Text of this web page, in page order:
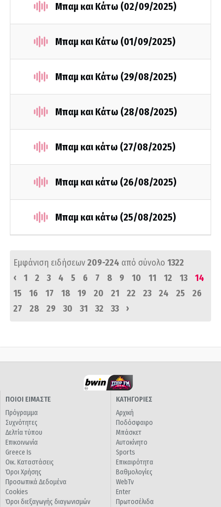
Μπαμ και Κάτω (02/09/2025)
Μπαμ και Κάτω (01/09/2025)
Μπαμ και Κάτω (29/08/2025)
Μπαμ και Κάτω (28/08/2025)
Μπαμ και κάτω (27/08/2025)
Μπαμ και κάτω (26/08/2025)
Μπαμ και κάτω (25/08/2025)
Εμφάνιση ειδήσεων209-224 από σύνολο 1322
‹
1 2 3 4 5 6 7 8 9 10 11 12 13
14
15
16 17 18 19 20 21 22 23 24 25
26
27
28 29 30 31 32 33 ›
ΠΟΙΟΙ ΕΙΜΑΣΤΕ
Πρόγραμμα
Συχνότητες
Δελτία τύπου
Επικοινωνία
Greece Is
Οικ. Καταστάσεις
Όροι Χρήσης
Προσωπικά Δεδομένα
Cookies
Όροι διεξαγωγής διαγωνισμών
ΚΑΤΗΓΟΡΙΕΣ
Αρχική
Ποδόσφαιρο
Μπάσκετ
Αυτοκίνητο
Sports
Επικαιρότητα
Βαθμολογίες
WebTv
Enter
Πρωτοσέλιδα